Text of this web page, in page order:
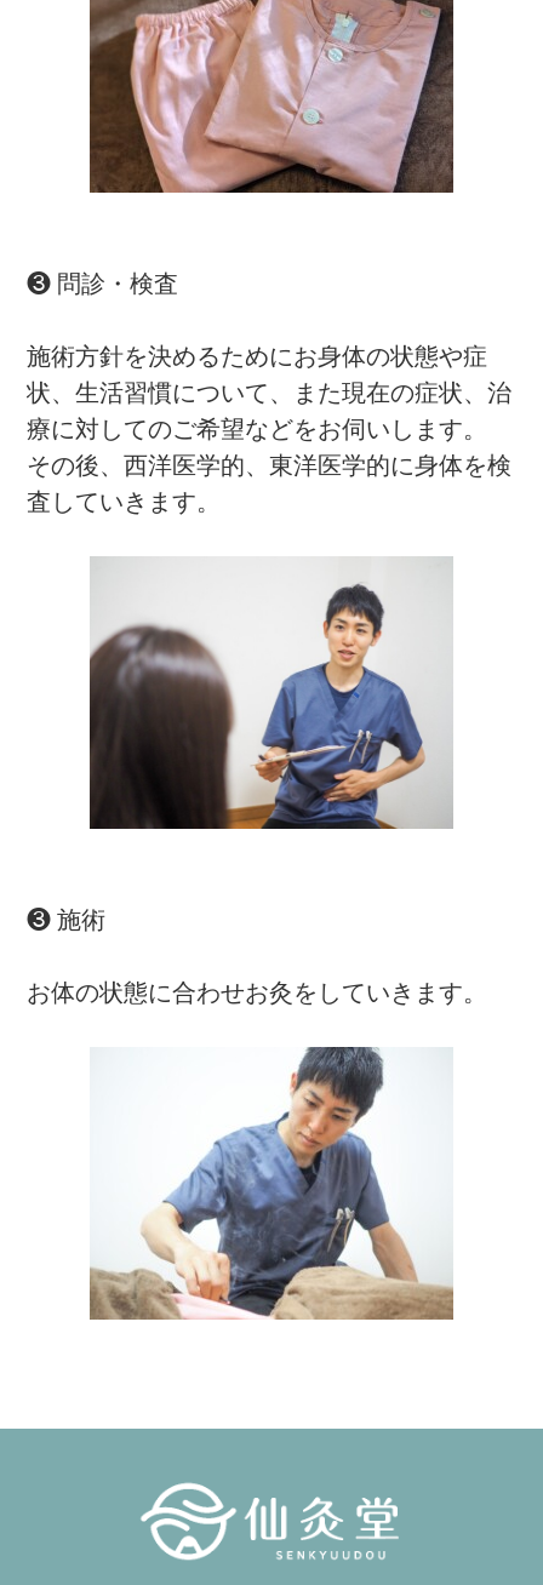
❸ 問診・検査
施術方針を決めるためにお身体の状態や症
状、生活習慣について、また現在の症状、治
療に対してのご希望などをお伺いします。
その後、西洋医学的、東洋医学的に身体を検
査していきます。
❸ 施術
お体の状態に合わせお灸をしていきます。